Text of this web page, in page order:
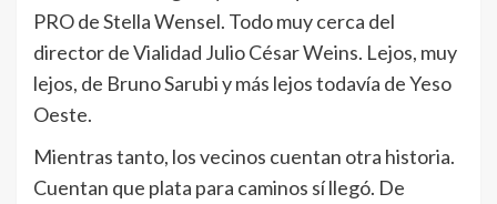
PRO de Stella Wensel. Todo muy cerca del
director de Vialidad Julio César Weins. Lejos, muy
lejos, de Bruno Sarubi y más lejos todavía de Yeso
Oeste.
Mientras tanto, los vecinos cuentan otra historia.
Cuentan que plata para caminos sí llegó. De